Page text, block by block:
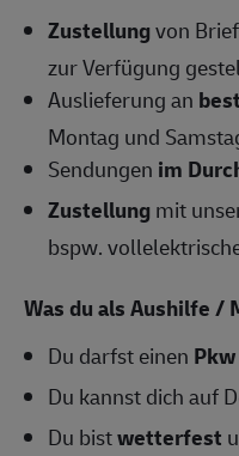
Zustellungvon
zur Verfügung
Auslieferung an
Montag und
Sendungen im
Zustellungmit
bspw.
Was du als Aushilfe /
Du darfst einen
Du kannst dich auf
Du bistwetterfest